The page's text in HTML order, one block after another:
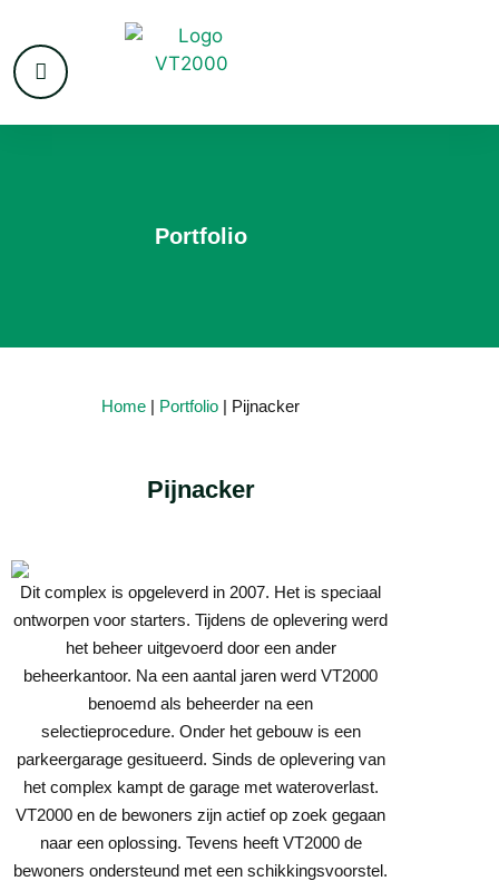
Portfolio
Home | Portfolio | Pijnacker
Pijnacker
Dit complex is opgeleverd in 2007. Het is speciaal
ontworpen voor starters. Tijdens de oplevering werd
het beheer uitgevoerd door een ander
beheerkantoor. Na een aantal jaren werd VT2000
benoemd als beheerder na een
selectieprocedure. Onder het gebouw is een
parkeergarage gesitueerd. Sinds de oplevering van
het complex kampt de garage met wateroverlast.
VT2000 en de bewoners zijn actief op zoek gegaan
naar een oplossing. Tevens heeft VT2000 de
bewoners ondersteund met een schikkingsvoorstel.